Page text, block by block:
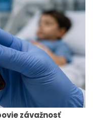
závažnosť